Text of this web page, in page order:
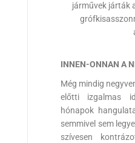
járművek járták
INNEN-ONNAN A
Még mindig
előtti izgalmas
hónapok
semmivel sem
szívesen